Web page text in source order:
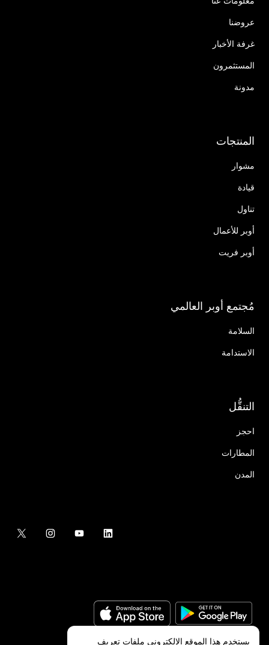
عروضنا
غرفة الأخبار
المستثمرون
مدونة
المنتجات
مشوار
قيادة
تناول
أوبر للأعمال
أوبر فريت
مُجتمع أوبر العالمي
السلامة
الاستدامة
التنقُّل
احجز
المطارات
المدن
يستخدم هذا الموقع الإلكتروني ملفات تعريف